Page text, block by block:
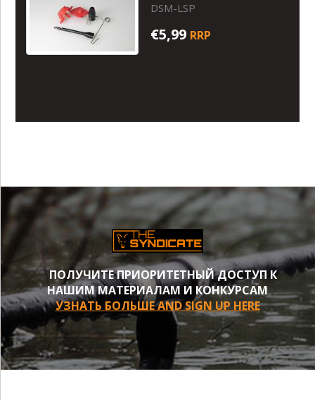
DSM-LSP
€5,99 RRP
ПОЛУЧИТЕ ПРИОРИТЕТНЫЙ ДОСТУП К
НАШИМ МАТЕРИАЛАМ И КОНКУРСАМ
УЗНАТЬ БОЛЬШЕ AND SIGN UP HERE